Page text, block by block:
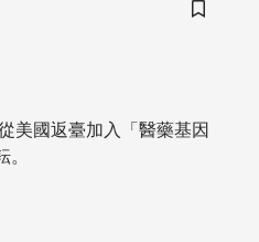
儲存書籤
美國返臺加入「醫藥基因